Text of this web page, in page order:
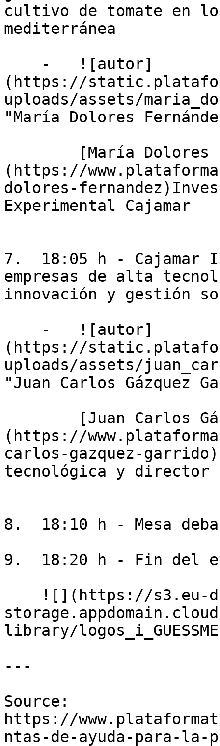
cultivo de tomate en
mediterránea
(https://
uploads/assets/
"María Dolores
(https://
dolores-
Experimental Cajamar
7.  18:05 h - Cajamar
empresas de alta
innovación y gestión
(https://
uploads/assets/
"Juan Carlos Gázquez
(https://
carlos-gazquez-
tecnológica y director
8.  18:10 h - Mesa
9.  18:20 h - Fin del
library/
---
Source:
https://
ntas-de-ayuda-para-la-